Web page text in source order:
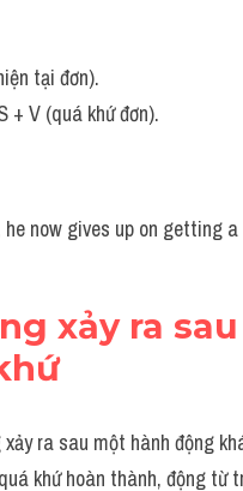
tại đơn).
+ V (quá khứ đơn).
now gives up on getting
xảy ra
ra sau một hành động
khứ hoàn thành, động từ